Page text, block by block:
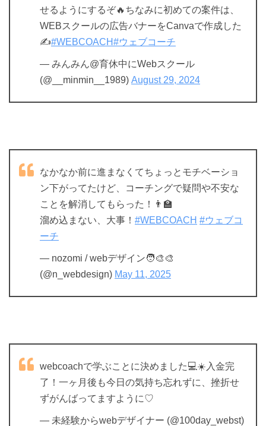
せるようにするぞ🔥ちなみに初めての案件は、
WEBスクールの広告バナーをCanvaで作成した
✍️#WEBCOACH#ウェブコーチ
— みんみん@育休中にWebスクール
(@__minmin__1989) August 29, 2024
なかなか前に進まなくてちょっとモチベーショ
ン下がってたけど、コーチングで疑問や不安な
ことを解消してもらった！👨‍🏫
溜め込まない、大事！ #WEBCOACH #ウェブコ
ーチ
— nozomi / webデザイン🧑‍🎨🎨
(@n_webdesign) May 11, 2025
webcoachで学ぶことに決めました💻☀️入金完
了！一ヶ月後も今日の気持ち忘れずに、挫折せ
ずがんばってますように♡
— 未経験からwebデザイナー (@100day_webst)